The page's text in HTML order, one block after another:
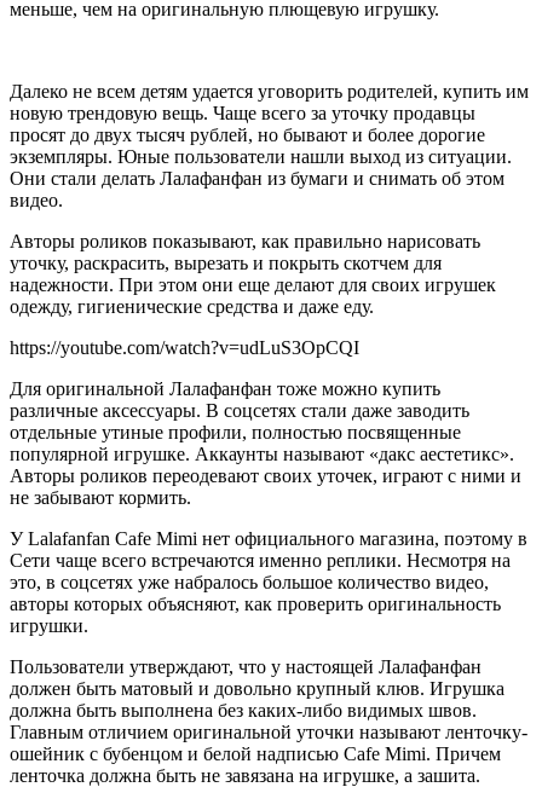
меньше, чем на оригинальную плющевую игрушку.
Далеко не всем детям удается уговорить родителей, купить им
новую трендовую вещь. Чаще всего за уточку продавцы
просят до двух тысяч рублей, но бывают и более дорогие
экземпляры. Юные пользователи нашли выход из ситуации.
Они стали делать Лалафанфан из бумаги и снимать об этом
видео.
Авторы роликов показывают, как правильно нарисовать
уточку, раскрасить, вырезать и покрыть скотчем для
надежности. При этом они еще делают для своих игрушек
одежду, гигиенические средства и даже еду.
https://youtube.com/watch?v=udLuS3OpCQI
Для оригинальной Лалафанфан тоже можно купить
различные аксессуары. В соцсетях стали даже заводить
отдельные утиные профили, полностью посвященные
популярной игрушке. Аккаунты называют «дакс аестетикс».
Авторы роликов переодевают своих уточек, играют с ними и
не забывают кормить.
У Lalafanfan Cafe Mimi нет официального магазина, поэтому в
Сети чаще всего встречаются именно реплики. Несмотря на
это, в соцсетях уже набралось большое количество видео,
авторы которых объясняют, как проверить оригинальность
игрушки.
Пользователи утверждают, что у настоящей Лалафанфан
должен быть матовый и довольно крупный клюв. Игрушка
должна быть выполнена без каких-либо видимых швов.
Главным отличием оригинальной уточки называют ленточку-
ошейник с бубенцом и белой надписью Cafe Mimi. Причем
ленточка должна быть не завязана на игрушке, а зашита.